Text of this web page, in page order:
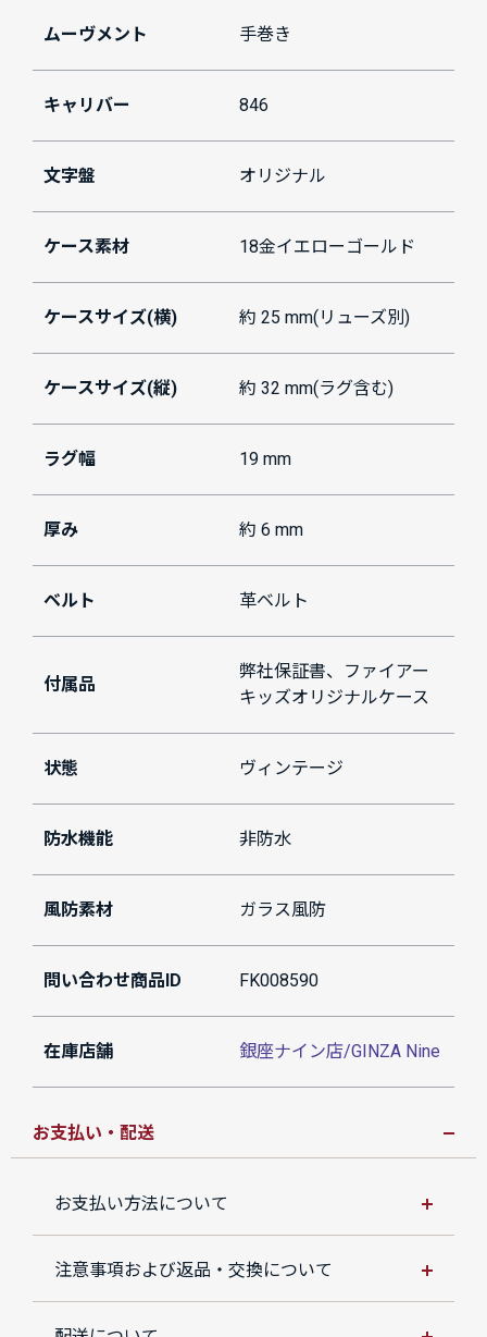
ムーヴメント 手巻き
キャリバー 846
文字盤 オリジナル
ケース素材 18金イエローゴールド
ケースサイズ(横) 約 25 mm(リューズ別)
ケースサイズ(縦) 約 32 mm(ラグ含む)
ラグ幅 19 mm
厚み 約 6 mm
ベルト 革ベルト
付属品
弊社保証書、ファイアー
キッズオリジナルケース
状態 ヴィンテージ
防水機能 非防水
風防素材 ガラス風防
問い合わせ商品ID FK008590
在庫店舗 銀座ナイン店/GINZA Nine
お支払い・配送
お支払い方法について
注意事項および返品・交換について